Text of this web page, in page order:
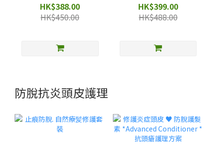
HK$388.00
HK$450.00
HK$399.00
HK$488.00
防脫抗炎頭皮護理